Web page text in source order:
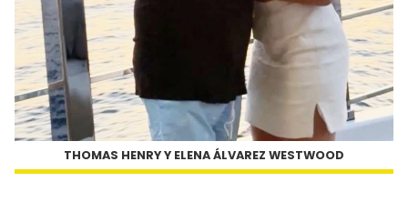
THOMAS HENRY Y ELENA ÁLVAREZ WESTWOOD